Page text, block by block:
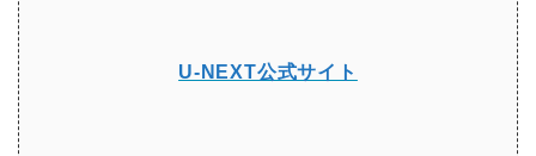
U-NEXT公式サイト